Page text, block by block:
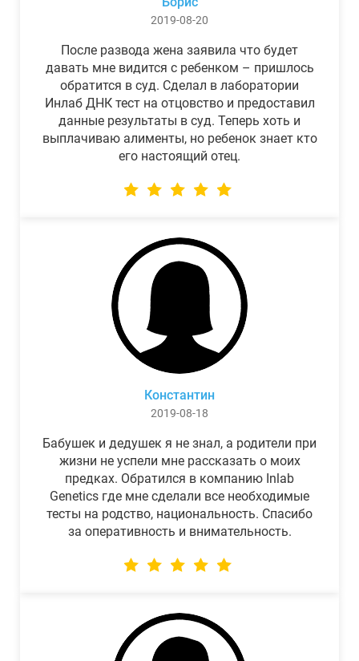
2019-08-20
После развода жена заявила что будет
давать мне видится с ребенком – пришлось
обратится в суд. Сделал в лаборатории
Инлаб ДНК тест на отцовство и предоставил
данные результаты в суд. Теперь хоть и
выплачиваю алименты, но ребенок знает кто
его настоящий отец.
Константин
2019-08-18
Бабушек и дедушек я не знал, а родители при
жизни не успели мне рассказать о моих
предках. Обратился в компанию Inlab
Genetics где мне сделали все необходимые
тесты на родство, национальность. Спасибо
за оперативность и внимательность.